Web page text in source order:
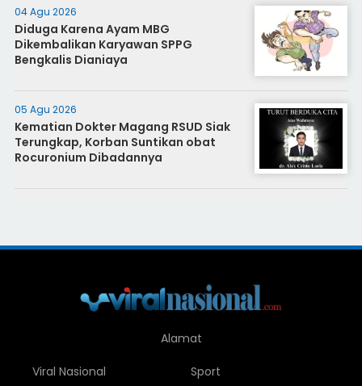
04 Agu 2026
Diduga Karena Ayam MBG
Dikembalikan Karyawan SPPG
Bengkalis Dianiaya
05 Agu 2026
Kematian Dokter Magang RSUD Siak
Terungkap, Korban Suntikan obat
Rocuronium Dibadannya
Alamat
Viral Nasional
Sport